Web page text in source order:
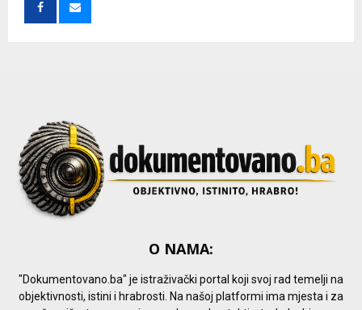
r
O NAMA:
"Dokumentovano.ba" je istraživački portal koji svoj rad temelji na
objektivnosti, istini i hrabrosti. Na našoj platformi ima mjesta i za